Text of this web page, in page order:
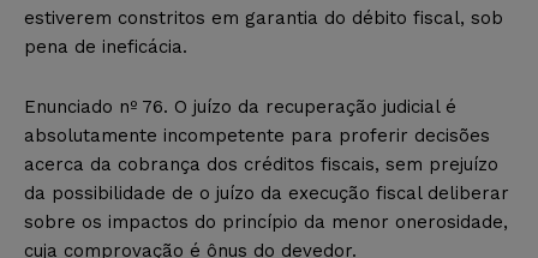
estiverem constritos em garantia do débito fiscal, sob
pena de ineficácia.
Enunciado nº 76. O juízo da recuperação judicial é
absolutamente incompetente para proferir decisões
acerca da cobrança dos créditos fiscais, sem prejuízo
da possibilidade de o juízo da execução fiscal deliberar
sobre os impactos do princípio da menor onerosidade,
cuja comprovação é ônus do devedor.